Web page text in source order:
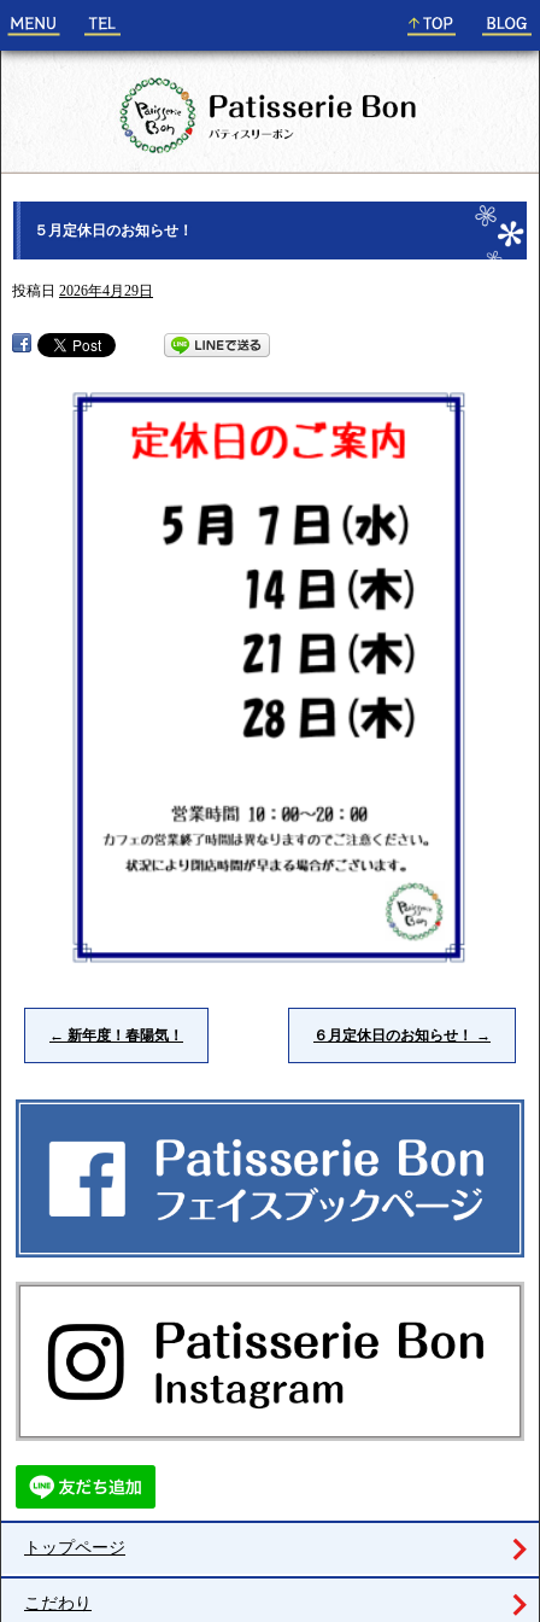
５月定休日のお知らせ！
投稿日 2026年4月29日
← 新年度！春陽気！ ６月定休日のお知らせ！ →
トップページ
こだわり